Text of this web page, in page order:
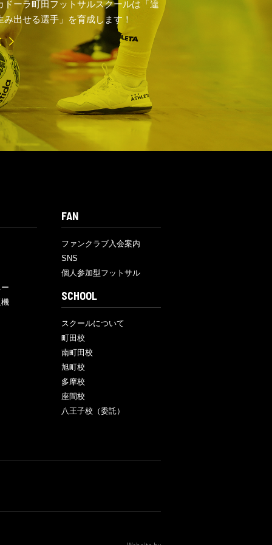
ドーラ町田フットサルスクールは「違
み出せる選手」を育成します！
FAN
ファンクラブ入会案内
SNS
個人参加型フットサル
SCHOOL
スクールについて
町田校
南町田校
旭町校
多摩校
座間校
八王子校（委託）